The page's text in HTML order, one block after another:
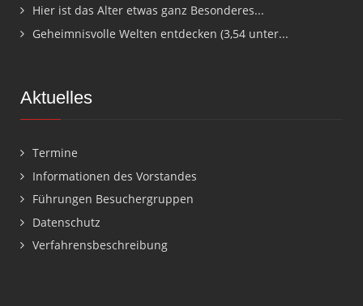
Hier ist das Alter etwas ganz Besonderes...
Geheimnisvolle Welten entdecken (3,54 unter...
Aktuelles
Termine
Informationen des Vorstandes
Führungen Besuchergruppen
Datenschutz
Verfahrensbeschreibung